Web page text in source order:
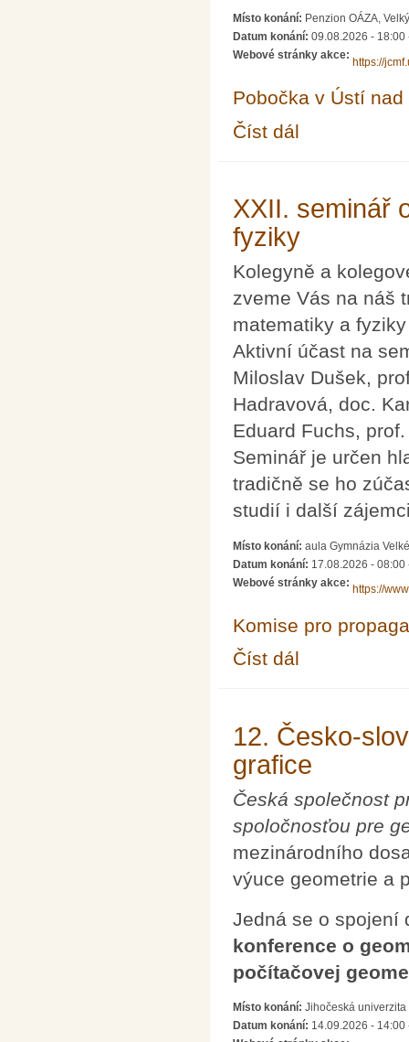
Místo konání: Penzion OÁZA,
Datum konání: 09.08.2026 - 18:00
Webové stránky akce:
https://
Pobočka v Ústí nad
Číst dál
XXII. seminář
fyziky
Kolegyně a
zveme Vás na náš
matematiky a
Aktivní účast na
Miloslav Dušek,
Hadravová, doc.
Eduard Fuchs,
Seminář je určen
tradičně se ho
studií i další
Místo konání: aula Gymnázia
Datum konání: 17.08.2026 - 08:00
Webové stránky akce:
https://
Komise pro
Číst dál
12. Česko-
grafice
Česká společnost
spoločnosťou pre
mezinárodního
výuce geometrie a
Jedná se o spojení
konference o
počítačovej
Místo konání: Jihočeská
Datum konání: 14.09.2026 - 14:00